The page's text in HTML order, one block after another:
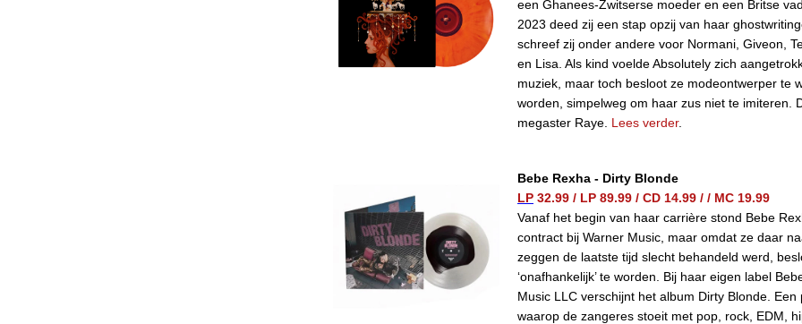
een Ghanees-Zwitserse moeder en een Britse
2023 deed zij een stap opzij van haar
schreef zij onder andere voor Normani, Giveon,
en Lisa. Als kind voelde Absolutely zich
muziek, maar toch besloot ze modeontwerper te
worden, simpelweg om haar zus niet te imiteren.
megaster Raye. Lees verder.
Bebe Rexha - Dirty Blonde
LP 32.99 / LP 89.99 / CD 14.99 / / MC 19.99
Vanaf het begin van haar carrière stond Bebe
contract bij Warner Music, maar omdat ze daar
zeggen de laatste tijd slecht behandeld werd,
‘onafhankelijk’ te worden. Bij haar eigen label
Music LLC verschijnt het album Dirty Blonde. Een
waarop de zangeres stoeit met pop, rock, EDM,